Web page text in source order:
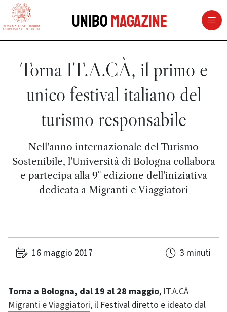
vai al contenuto della pagina
UniboMagazine
Torna IT.A.CÀ, il primo e
unico festival italiano del
turismo responsabile
Nell'anno internazionale del Turismo
Sostenibile, l'Università di Bologna collabora
e partecipa alla 9° edizione dell'iniziativa
dedicata a Migranti e Viaggiatori
16 maggio 2017 3 minuti
Torna a Bologna, dal 19 al 28 maggio, IT.A.CÀ
Migranti e Viaggiatori, il Festival diretto e ideato dal